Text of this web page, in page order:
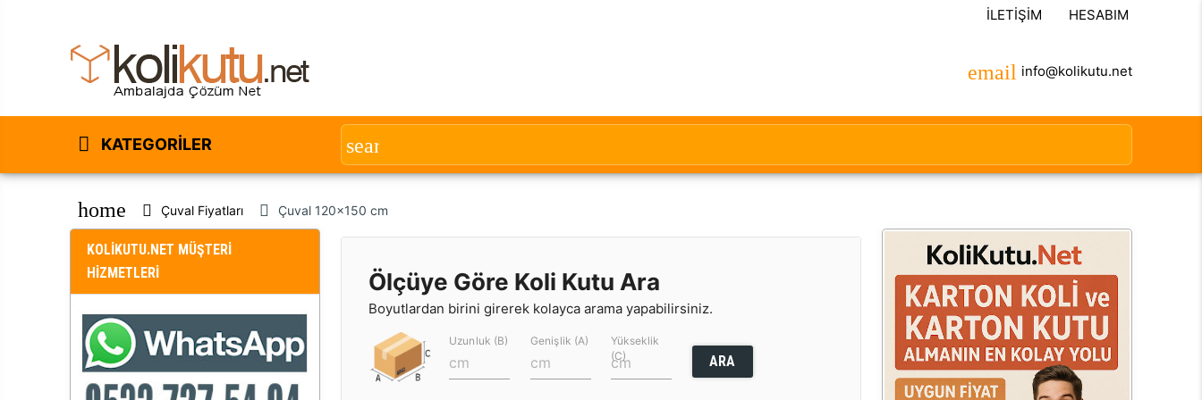
İLETIŞIM HESABIM
info@kolikutu.net
KATEGORILER
home Çuval Fiyatları Çuval 120x150 cm
KOLİKUTU.NET MÜŞTERİ
HİZMETLERİ
Ölçüye Göre Koli Kutu Ara
Boyutlardan birini girerek kolayca arama yapabilirsiniz.
Uzunluk (B) Genişlik (A)
Yükseklik
(C)
ARA